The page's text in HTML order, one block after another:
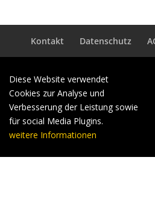
Kontakt Datenschutz
Diese Website verwendet
Cookies zur Analyse und
Verbesserung der Leistung sowie
für social Media Plugins.
weitere Informationen